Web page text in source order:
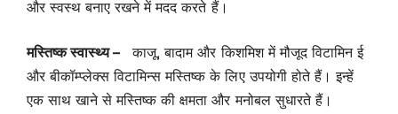
और स्वस्थ बनाए रखने में मदद करते हैं।
मस्तिष्क स्वास्थ्य –
काजू, बादाम और किशमिश में मौजूद विटामिन ई
और बीकॉम्प्लेक्स विटामिन्स मस्तिष्क के लिए उपयोगी होते हैं। इन्हें
एक साथ खाने से मस्तिष्क की क्षमता और मनोबल सुधारते हैं।